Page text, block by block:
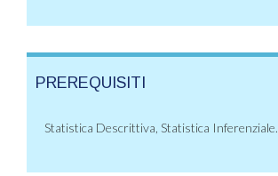
PREREQUISITI
Statistica Descrittiva, Statistica Inferenziale.